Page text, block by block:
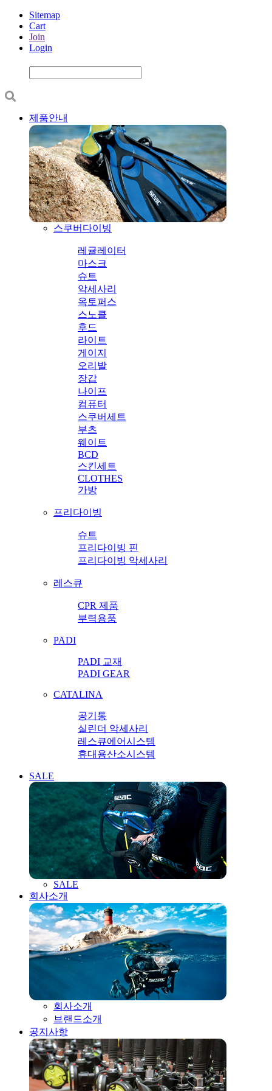
Sitemap
Cart
Join
Login
제품안내
스쿠버다이빙
레귤레이터
마스크
슈트
악세사리
옥토퍼스
스노클
후드
라이트
게이지
오리발
장갑
나이프
컴퓨터
스쿠버세트
부츠
웨이트
BCD
스킨세트
CLOTHES
가방
프리다이빙
슈트
프리다이빙 핀
프리다이빙 악세사리
레스큐
CPR 제품
부력용품
PADI
PADI 교재
PADI GEAR
CATALINA
공기통
실린더 악세사리
레스큐에어시스템
휴대용산소시스템
SALE
SALE
회사소개
회사소개
브랜드소개
공지사항